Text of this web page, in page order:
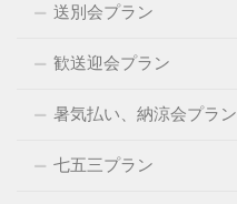
送別会プラン
歓送迎会プラン
暑気払い、納涼会プラン
七五三プラン